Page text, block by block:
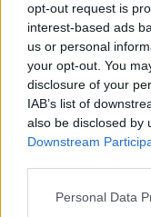
opt-out request is
interest-based ads
us or personal
your opt-out. You
disclosure of your
IAB’s list of
also be disclosed by
Downstream
Personal Data